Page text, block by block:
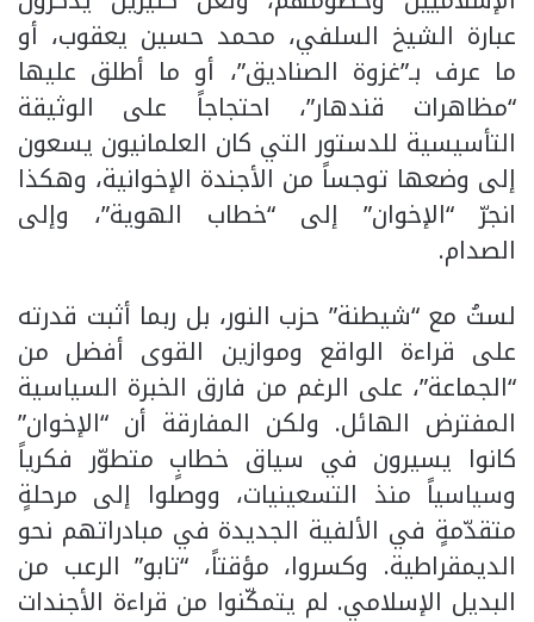
عبارة الشيخ السلفي، محمد حسين يعقوب، أو
ما عرف بـ”غزوة الصناديق”، أو ما أطلق عليها
“مظاهرات قندهار”، احتجاجاً على الوثيقة
التأسيسية للدستور التي كان العلمانيون يسعون
إلى وضعها توجساً من الأجندة الإخوانية، وهكذا
انجرّ “الإخوان” إلى “خطاب الهوية”، وإلى
الصدام.
لستُ مع “شيطنة” حزب النور، بل ربما أثبت قدرته
على قراءة الواقع وموازين القوى أفضل من
“الجماعة”، على الرغم من فارق الخبرة السياسية
المفترض الهائل. ولكن المفارقة أن “الإخوان”
كانوا يسيرون في سياق خطابٍ متطوّر فكرياً
وسياسياً منذ التسعينيات، ووصلوا إلى مرحلةٍ
متقدّمةٍ في الألفية الجديدة في مبادراتهم نحو
الديمقراطية. وكسروا، مؤقتاً، “تابو” الرعب من
البديل الإسلامي. لم يتمكّنوا من قراءة الأجندات